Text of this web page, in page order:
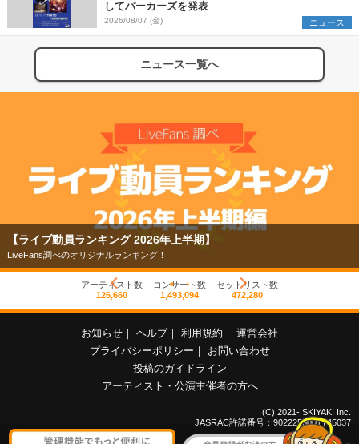
してパーカーズを発表
2026/08/07 (金) ニュース
ニュース一覧へ
【ライブ動員ランキング 2026年上半期】
LiveFans調べのオリジナルランキング！
アーティスト数
126,660
コンサート数
1,493,094
セットリスト数
472,280
お知らせ ヘルプ 利用規約
運営会社
プライバシーポリシー
お問い合わせ
投稿のガイドライン
アーティスト・公演主催者の方へ
(C) 2021- SKIYAKI Inc.
JASRAC許諾番号：9022255001Y45037